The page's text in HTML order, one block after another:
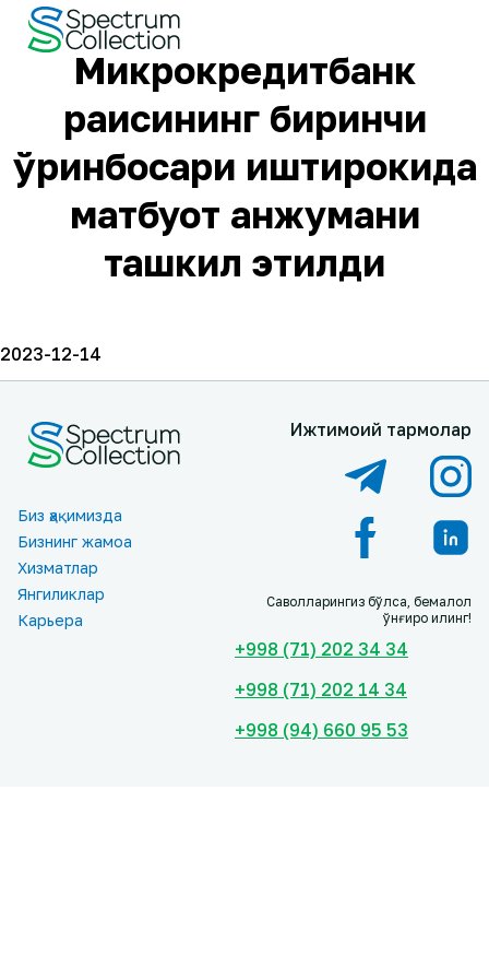
Микрокредитбанк
раисининг биринчи
ўринбосари иштирокида
матбуот анжумани
ташкил этилди
2023-12-14
Биз ҳақимизда
Бизнинг жамоа
Хизматлар
Янгиликлар
Карьера
Ижтимоий тармоқлар
Саволларингиз бўлса, бемалол
қўнғироқ қилинг!
+998 (71) 202 34 34
+998 (71) 202 14 34
+998 (94) 660 95 53